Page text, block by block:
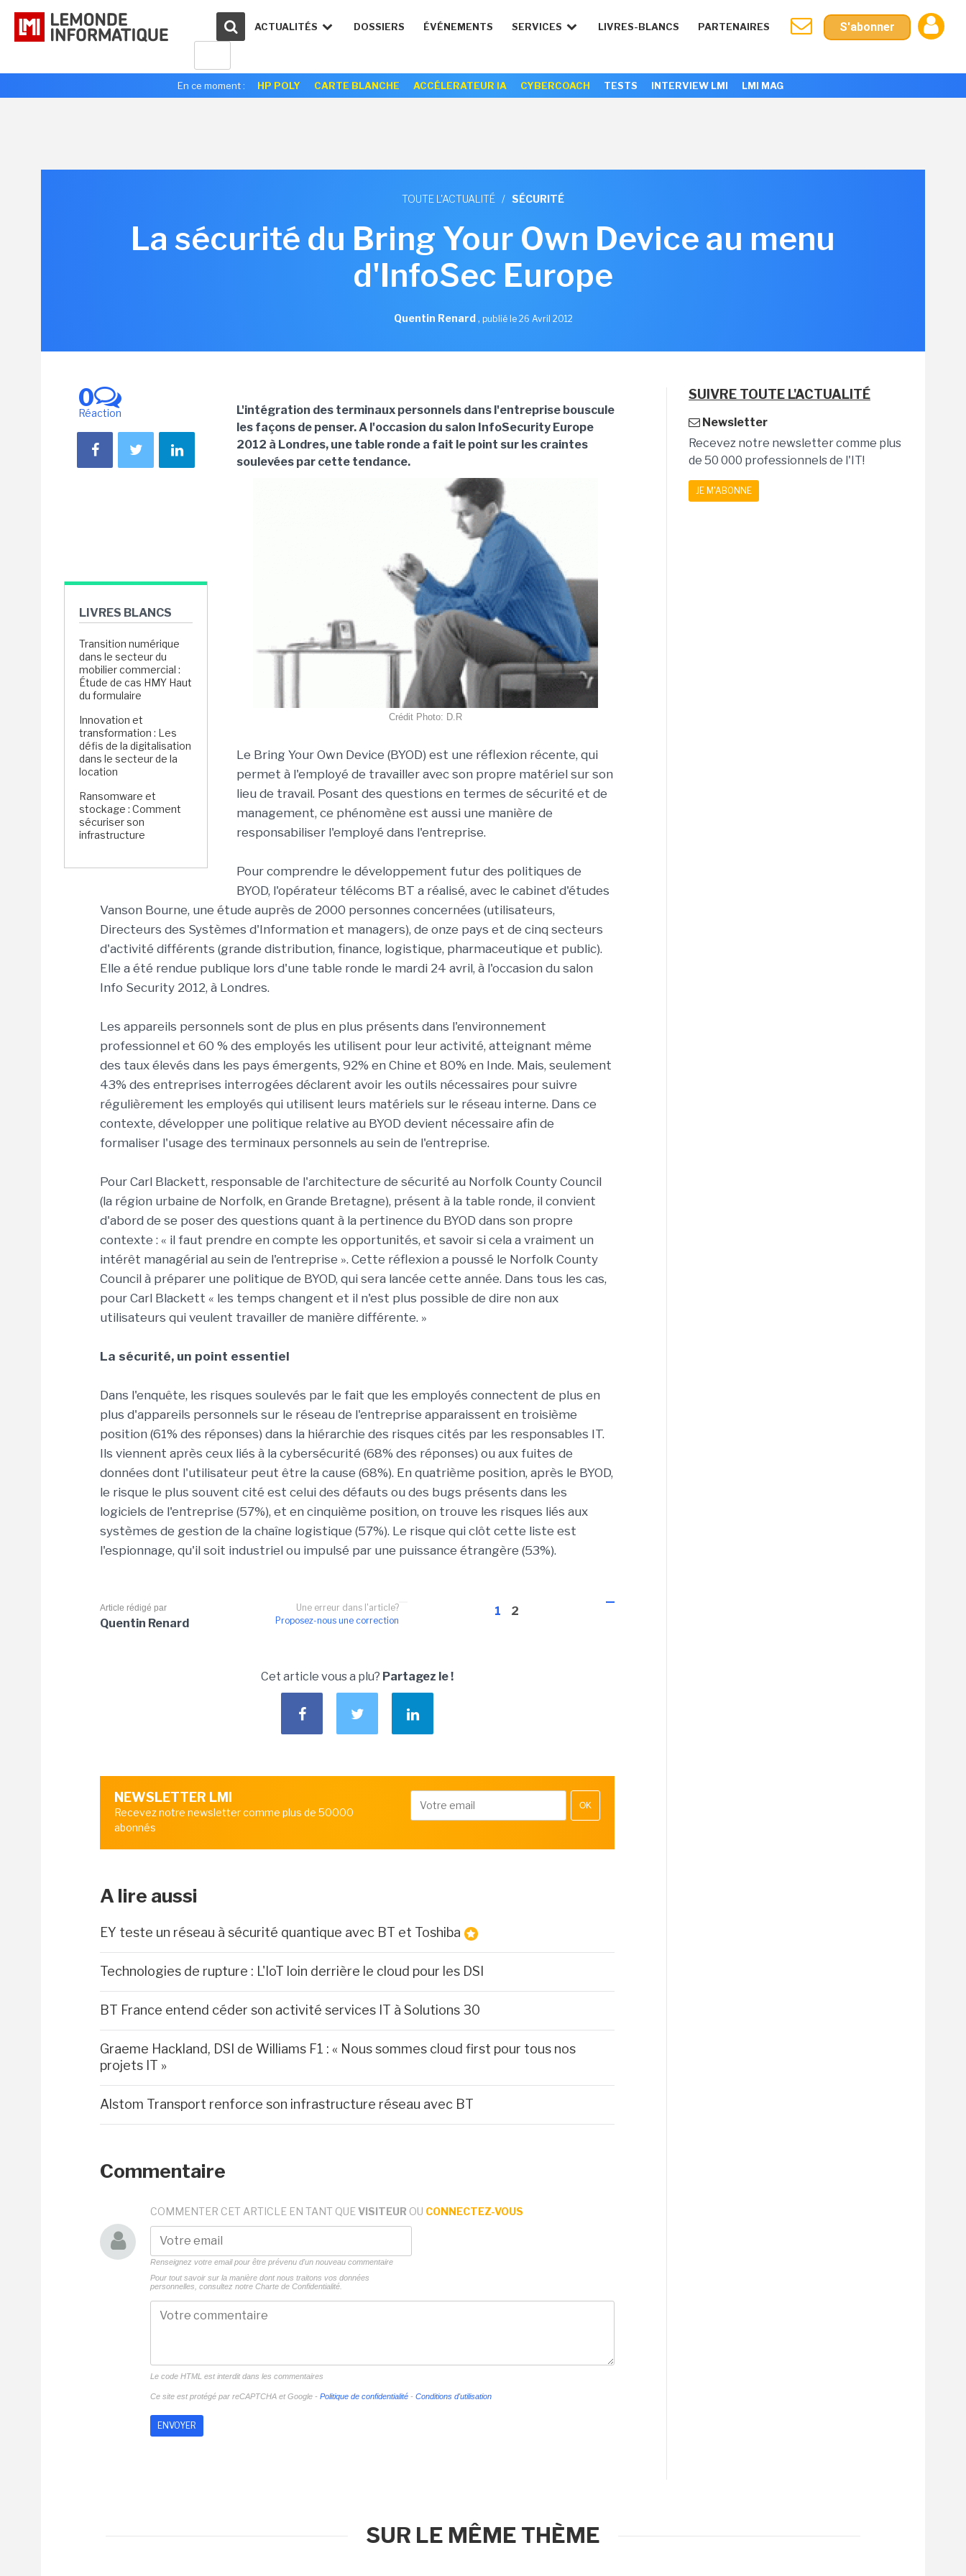
ACTUALITÉS DOSSIERS ÉVÉNEMENTS SERVICES LIVRES-BLANCS PARTENAIRES S'abonner
En ce moment : HP POLY CARTE BLANCHE ACCÉLERATEUR IA CYBERCOACH TESTS INTERVIEW LMI LMI MAG
TOUTE L'ACTUALITÉ / SÉCURITÉ
La sécurité du Bring Your Own Device au menu
d'InfoSec Europe
Quentin Renard, publié le 26 Avril 2012
0
Réaction
LIVRES BLANCS
Transition numérique
dans le secteur du
mobilier commercial :
Étude de cas HMY Haut
du formulaire
Innovation et
transformation : Les
défis de la digitalisation
dans le secteur de la
location
Ransomware et
stockage : Comment
sécuriser son
infrastructure
L'intégration des terminaux personnels dans l'entreprise bouscule
les façons de penser. A l'occasion du salon InfoSecurity Europe
2012 à Londres, une table ronde a fait le point sur les craintes
soulevées par cette tendance.
Crédit Photo: D.R
Le Bring Your Own Device (BYOD) est une réflexion récente, qui
permet à l'employé de travailler avec son propre matériel sur son
lieu de travail. Posant des questions en termes de sécurité et de
management, ce phénomène est aussi une manière de
responsabiliser l'employé dans l'entreprise.
Pour comprendre le développement futur des politiques de
BYOD, l'opérateur télécoms BT a réalisé, avec le cabinet d'études
Vanson Bourne, une étude auprès de 2000 personnes concernées (utilisateurs,
Directeurs des Systèmes d'Information et managers), de onze pays et de cinq secteurs
d'activité différents (grande distribution, finance, logistique, pharmaceutique et public).
Elle a été rendue publique lors d'une table ronde le mardi 24 avril, à l'occasion du salon
Info Security 2012, à Londres.
Les appareils personnels sont de plus en plus présents dans l'environnement
professionnel et 60 % des employés les utilisent pour leur activité, atteignant même
des taux élevés dans les pays émergents, 92% en Chine et 80% en Inde. Mais, seulement
43% des entreprises interrogées déclarent avoir les outils nécessaires pour suivre
régulièrement les employés qui utilisent leurs matériels sur le réseau interne. Dans ce
contexte, développer une politique relative au BYOD devient nécessaire afin de
formaliser l'usage des terminaux personnels au sein de l'entreprise.
Pour Carl Blackett, responsable de l'architecture de sécurité au Norfolk County Council
(la région urbaine de Norfolk, en Grande Bretagne), présent à la table ronde, il convient
d'abord de se poser des questions quant à la pertinence du BYOD dans son propre
contexte : « il faut prendre en compte les opportunités, et savoir si cela a vraiment un
intérêt managérial au sein de l'entreprise ». Cette réflexion a poussé le Norfolk County
Council à préparer une politique de BYOD, qui sera lancée cette année. Dans tous les cas,
pour Carl Blackett « les temps changent et il n'est plus possible de dire non aux
utilisateurs qui veulent travailler de manière différente. »
La sécurité, un point essentiel
Dans l'enquête, les risques soulevés par le fait que les employés connectent de plus en
plus d'appareils personnels sur le réseau de l'entreprise apparaissent en troisième
position (61% des réponses) dans la hiérarchie des risques cités par les responsables IT.
Ils viennent après ceux liés à la cybersécurité (68% des réponses) ou aux fuites de
données dont l'utilisateur peut être la cause (68%). En quatrième position, après le BYOD,
le risque le plus souvent cité est celui des défauts ou des bugs présents dans les
logiciels de l'entreprise (57%), et en cinquième position, on trouve les risques liés aux
systèmes de gestion de la chaîne logistique (57%). Le risque qui clôt cette liste est
l'espionnage, qu'il soit industriel ou impulsé par une puissance étrangère (53%).
1 2
Une erreur dans l'article?
Proposez-nous une correction
Article rédigé par
Quentin Renard
Cet article vous a plu? Partagez le !
NEWSLETTER LMI
Recevez notre newsletter comme plus de 50000
abonnés
OK
A lire aussi
EY teste un réseau à sécurité quantique avec BT et Toshiba
Technologies de rupture : L'IoT loin derrière le cloud pour les DSI
BT France entend céder son activité services IT à Solutions 30
Graeme Hackland, DSI de Williams F1 : « Nous sommes cloud first pour tous nos
projets IT »
Alstom Transport renforce son infrastructure réseau avec BT
Commentaire
COMMENTER CET ARTICLE EN TANT QUE VISITEUR OU CONNECTEZ-VOUS
Renseignez votre email pour être prévenu d'un nouveau commentaire
Pour tout savoir sur la manière dont nous traitons vos données
personnelles, consultez notre Charte de Confidentialité.
Le code HTML est interdit dans les commentaires
Ce site est protégé par reCAPTCHA et Google - Politique de confidentialité - Conditions d'utilisation
SUIVRE TOUTE L'ACTUALITÉ
Newsletter
Recevez notre newsletter comme plus
de 50 000 professionnels de l'IT!
JE M'ABONNE
SUR LE MÊME THÈME